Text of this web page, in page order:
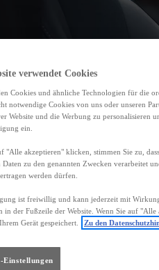
PREIS
verwendet Cookies
Cookies und ähnliche Technologien für die
notwendige Cookies von uns oder unseren
Website und die Werbung zu personalisieren
ein.
"Alle akzeptieren" klicken, stimmen Sie zu,
Daten zu den genannten Zwecken verarbeitet
werden dürfen.
ist freiwillig und kann jederzeit mit
in der Fußzeile der Website. Wenn Sie auf
Gerät gespeichert.
Zu den
Einstellungen